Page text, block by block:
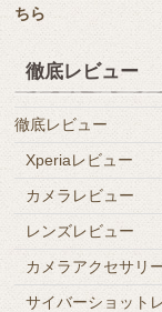
ちら
徹底レビュー
徹底レビュー
Xperiaレビュー
カメラレビュー
レンズレビュー
カメラアクセサリ
サイバーショット